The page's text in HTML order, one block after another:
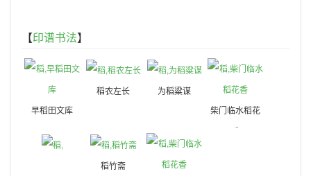
【印谱书法】
早稻田文库
稻农左长
为稻粱谋
柴门临水稻花
香
稻竹斋